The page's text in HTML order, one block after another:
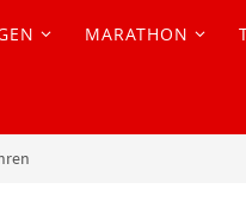
MARATHON